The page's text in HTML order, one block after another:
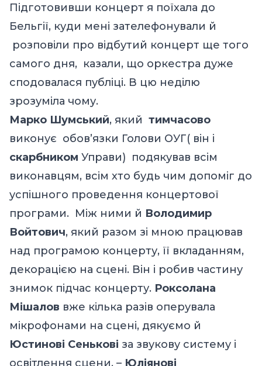
Підготовивши концерт я поїхала до
Бельгії, куди мені зателефонували й
розповіли про відбутий концерт ще того
самого дня, казали, що оркестра дуже
сподовалася публіці. В цю неділю
зрозуміла чому.
Марко Шумський, який тимчасово
виконує обов’язки Голови ОУГ( він і
скарбником Управи) подякував всім
виконавцям, всім хто будь чим допоміг до
успішного проведення концертової
програми. Між ними й Володимир
Войтович, який разом зі мною працював
над програмою концерту, її вкладанням,
декорацією на сцені. Він і робив частину
знимок підчас концерту. Роксолана
Мішалов вже кілька разів оперувала
мікрофонами на сцені, дякуємо й
Юстинові Сенькові за звукову систему і
освітлення сцени, – Юліянові